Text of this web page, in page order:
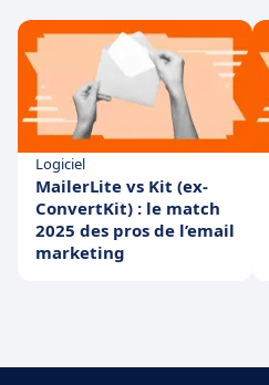
Logiciel
MailerLite vs Kit (ex-
ConvertKit) : le match
2025 des pros de l’email
marketing